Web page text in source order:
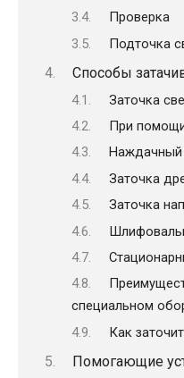
Проверка
Подточка
Способы
Заточка
При
Наждачный
Заточка
Заточка
специальном
Как
Помогающие